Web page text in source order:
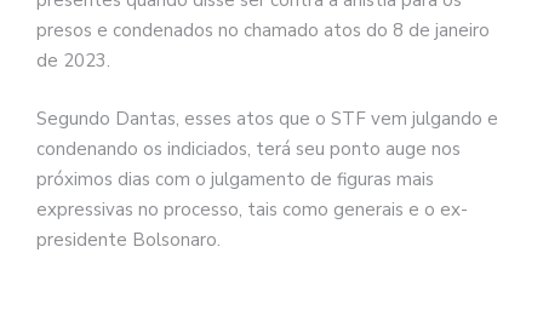
presos e condenados no chamado atos do 8 de janeiro
de 2023.
Segundo Dantas, esses atos que o STF vem julgando e
condenando os indiciados, terá seu ponto auge nos
próximos dias com o julgamento de figuras mais
expressivas no processo, tais como generais e o ex-
presidente Bolsonaro.